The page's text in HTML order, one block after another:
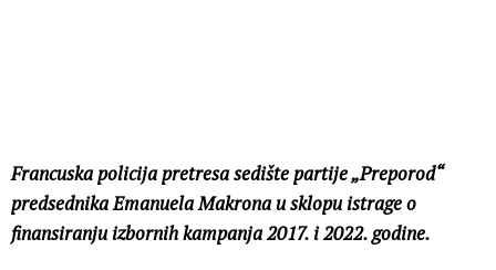
Francuska policija pretresa sedište partije „Preporod“
predsednika Emanuela Makrona u sklopu istrage o
finansiranju izbornih kampanja 2017. i 2022. godine.